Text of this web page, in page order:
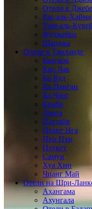
Отели в
Рас-аль-Хайма
Умм-аль-
Фуджейра
Шарджа
Отели в Таиланде
Бангкок
Као Лак
Ко Куд
Ко Панган
Ко Чанг
Краби
Ланта
Паттайя
Пханг Нга
Пхи Пхи
Пхукет
Самуи
Хуа Хин
Чианг Май
Отели на Шри-
Ахангама
Ахунгала